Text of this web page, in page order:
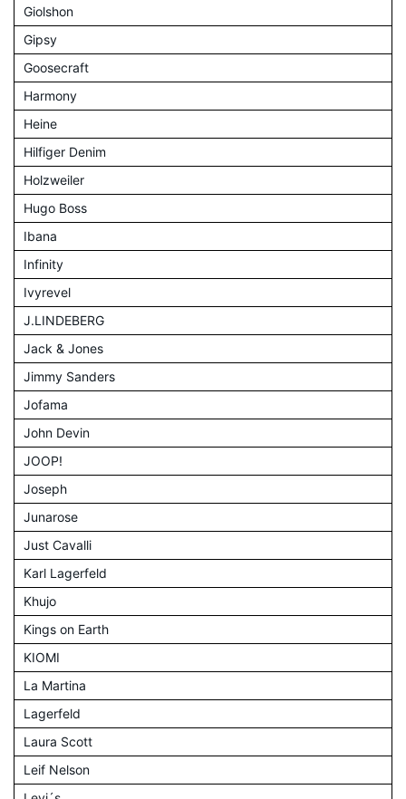
Giolshon
Gipsy
Goosecraft
Harmony
Heine
Hilfiger Denim
Holzweiler
Hugo Boss
Ibana
Infinity
Ivyrevel
J.LINDEBERG
Jack & Jones
Jimmy Sanders
Jofama
John Devin
JOOP!
Joseph
Junarose
Just Cavalli
Karl Lagerfeld
Khujo
Kings on Earth
KIOMI
La Martina
Lagerfeld
Laura Scott
Leif Nelson